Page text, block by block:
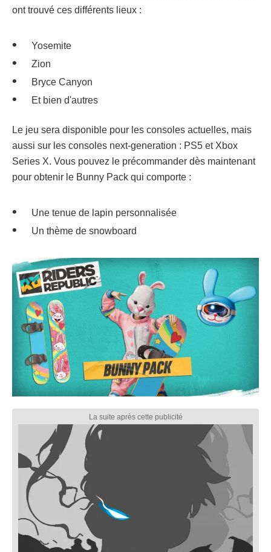
ont trouvé ces différents lieux :
Yosemite
Zion
Bryce Canyon
Et bien d'autres
Le jeu sera disponible pour les consoles actuelles, mais
aussi sur les consoles next-generation : PS5 et Xbox
Series X. Vous pouvez le précommander dès maintenant
pour obtenir le Bunny Pack qui comporte :
Une tenue de lapin personnalisée
Un thème de snowboard